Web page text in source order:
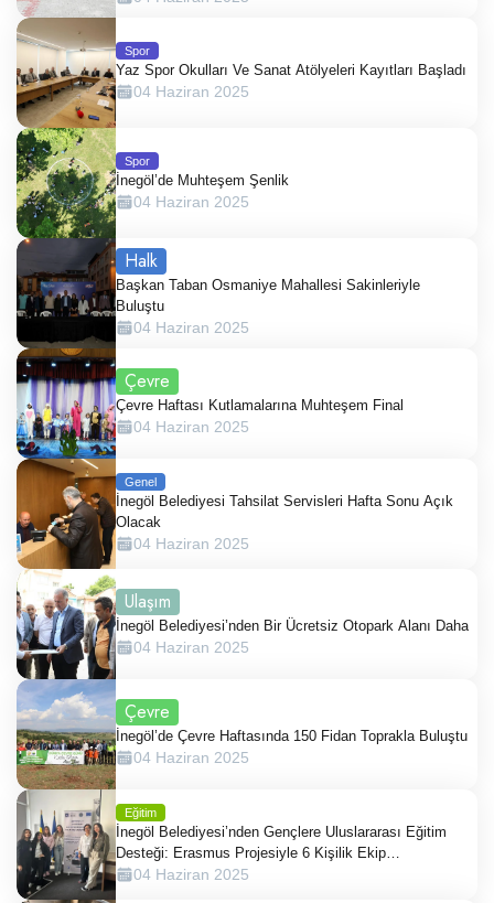
Spor
Yaz Spor Okulları Ve Sanat Atölyeleri Kayıtları Başladı
04 Haziran 2025
Spor
İnegöl’de Muhteşem Şenlik
04 Haziran 2025
Halk
Başkan Taban Osmaniye Mahallesi Sakinleriyle
Buluştu
04 Haziran 2025
Çevre
Çevre Haftası Kutlamalarına Muhteşem Final
04 Haziran 2025
Genel
İnegöl Belediyesi Tahsilat Servisleri Hafta Sonu Açık
Olacak
04 Haziran 2025
Ulaşım
İnegöl Belediyesi’nden Bir Ücretsiz Otopark Alanı Daha
04 Haziran 2025
Çevre
İnegöl’de Çevre Haftasında 150 Fidan Toprakla Buluştu
04 Haziran 2025
Eğitim
İnegöl Belediyesi’nden Gençlere Uluslararası Eğitim
Desteği: Erasmus Projesiyle 6 Kişilik Ekip
Romanya’da
04 Haziran 2025